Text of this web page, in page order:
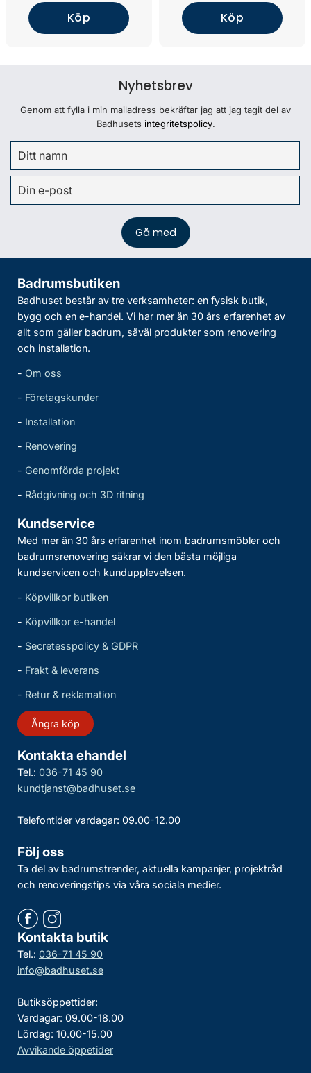
Köp Köp
Nyhetsbrev
Genom att fylla i min mailadress bekräftar jag att jag tagit del av
Badhusets integritetspolicy.
Badrumsbutiken
Badhuset består av tre verksamheter: en fysisk butik,
bygg och en e-handel. Vi har mer än 30 års erfarenhet av
allt som gäller badrum, såväl produkter som renovering
och installation.
- Om oss
- Företagskunder
- Installation
- Renovering
- Genomförda projekt
- Rådgivning och 3D ritning
Kundservice
Med mer än 30 års erfarenhet inom badrumsmöbler och
badrumsrenovering säkrar vi den bästa möjliga
kundservicen och kundupplevelsen.
- Köpvillkor butiken
- Köpvillkor e-handel
- Secretesspolicy & GDPR
- Frakt & leverans
- Retur & reklamation
Ångra köp
Kontakta ehandel
Tel.: 036-71 45 90
kundtjanst@badhuset.se
Telefontider vardagar: 09.00-12.00
Följ oss
Ta del av badrumstrender, aktuella kampanjer, projektråd
och renoveringstips via våra sociala medier.
Kontakta butik
Tel.: 036-71 45 90
info@badhuset.se
Butiksöppettider:
Vardagar: 09.00-18.00
Lördag: 10.00-15.00
Avvikande öppetider